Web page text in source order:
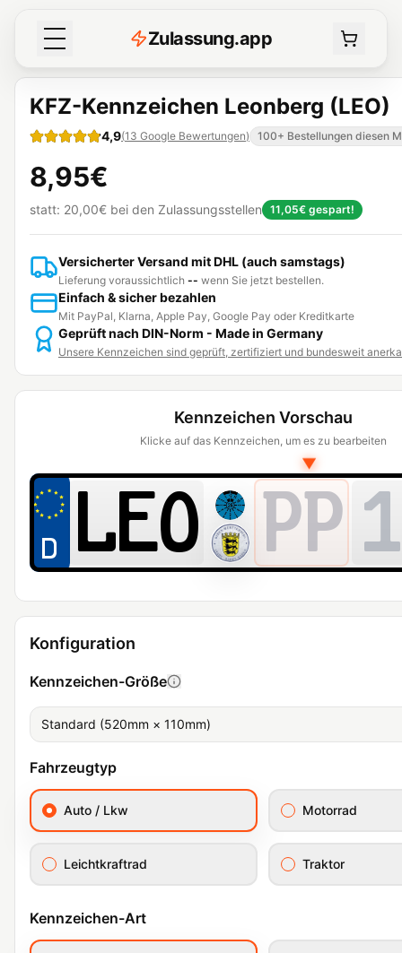
Zulassung.app
KFZ-Kennzeichen Leonberg (LEO)
4,9(13 Google Bewertungen) 100+ Bestellungen diesen
8,95€
statt: 20,00€ bei den Zulassungsstellen 11,05€ gespart!
Versicherter Versand mit DHL (auch samstags)
Lieferung voraussichtlich -- wenn Sie jetzt bestellen.
Einfach & sicher bezahlen
Mit PayPal, Klarna, Apple Pay, Google Pay oder Kreditkarte
Geprüft nach DIN-Norm - Made in Germany
Unsere Kennzeichen sind geprüft, zertifiziert und bundesweit
Konfiguration
Kennzeichen-Größe
Standard (520mm × 110mm)
Fahrzeugtyp
Auto / Lkw Motorrad
Leichtkraftrad Traktor
Kennzeichen-Art
Kennzeichen Vorschau
Klicke auf das Kennzeichen, um es zu bearbeiten
▼
PP